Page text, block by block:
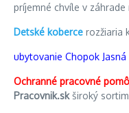
príjemné chvíle v záhrade
Detské koberce rozžiaria
ubytovanie Chopok Jasná
Ochranné pracovné
Pracovnik.skširoký